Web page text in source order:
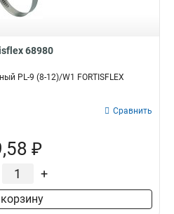
68980
PL-9 (8-12)/W1 FORTISFLEX
Сравнить
₽
+